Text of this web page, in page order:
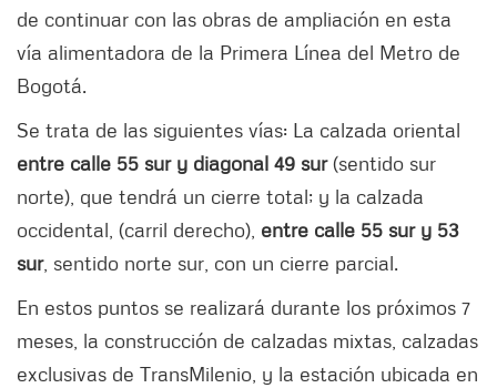
de continuar con las obras de ampliación en esta
vía alimentadora de la Primera Línea del Metro de
Bogotá.
Se trata de las siguientes vías: La calzada oriental
entre calle 55 sur y diagonal 49 sur(sentido sur
norte), que tendrá un cierre total; y la calzada
occidental, (carril derecho), entre calle 55 sur y 53
sur, sentido norte sur, con un cierre parcial.
En estos puntos se realizará durante los próximos 7
meses, la construcción de calzadas mixtas, calzadas
exclusivas de TransMilenio, y la estación ubicada en